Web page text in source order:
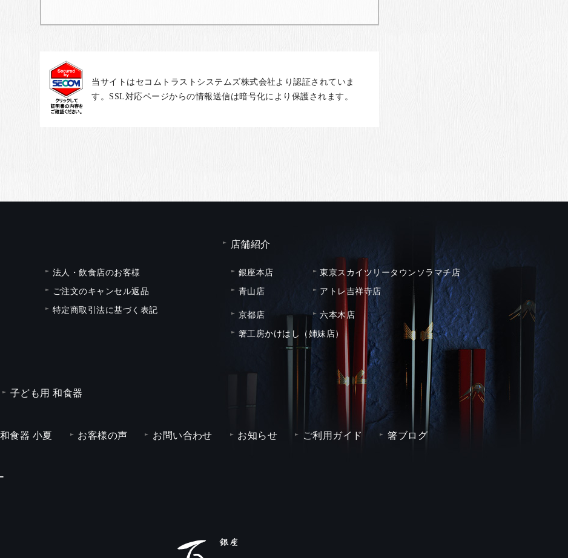
当サイトはセコムトラストシステムズ株式会社より認証されていま
す。SSL対応ページからの情報送信は暗号化により保護されます。
法人・飲食店のお客様
ご注文のキャンセル返品
特定商取引法に基づく表記
店舗紹介
銀座本店
東京スカイツリータウンソラマチ店
青山店
アトレ吉祥寺店
京都店
六本木店
箸工房かけはし（姉妹店）
子ども用 和食器
食器 小夏 お客様の声 お問い合わせ お知らせ ご利用ガイド 箸ブログ